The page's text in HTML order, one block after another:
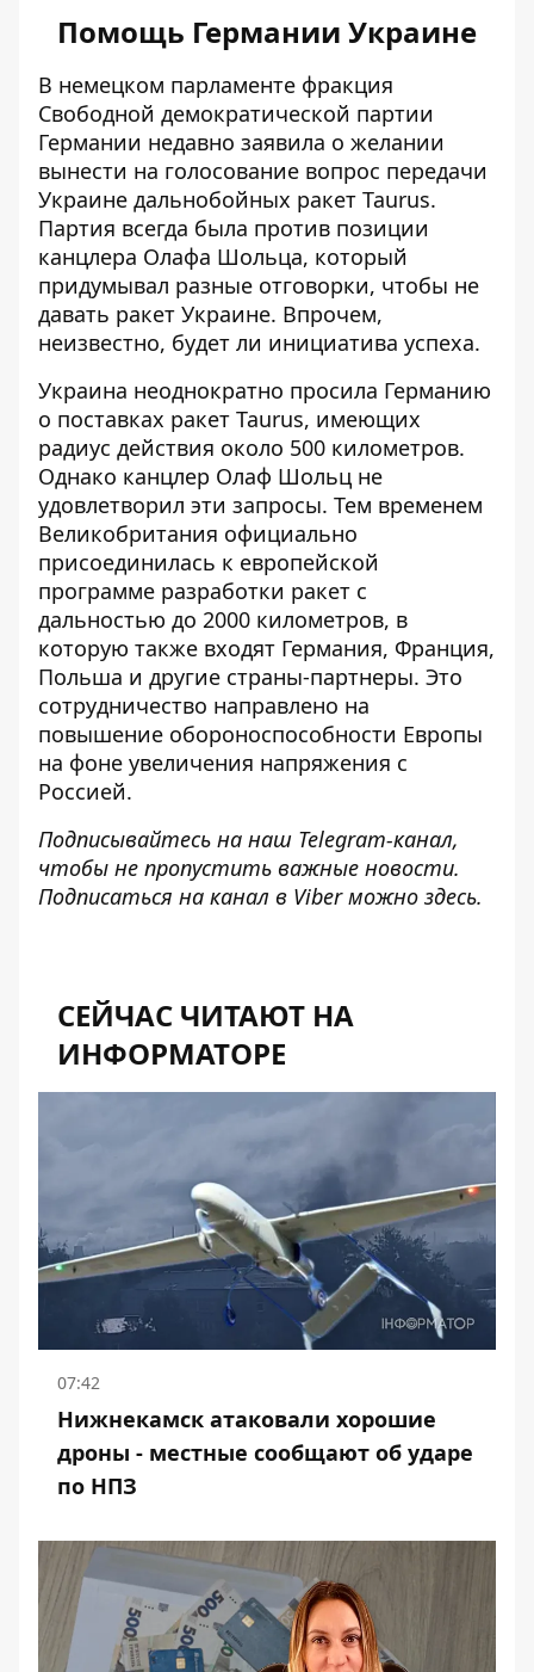
Помощь Германии Украине
В немецком парламенте фракция
Свободной демократической партии
Германии недавно заявила о желании
вынести на голосование вопрос передачи
Украине дальнобойных ракет Taurus.
Партия всегда была против позиции
канцлера Олафа Шольца, который
придумывал разные отговорки, чтобы не
давать ракет Украине. Впрочем,
неизвестно, будет ли инициатива успеха.
Украина неоднократно просила Германию
о поставках ракет Taurus, имеющих
радиус действия около 500 километров.
Однако канцлер Олаф Шольц не
удовлетворил эти запросы. Тем временем
Великобритания официально
присоединилась к европейской
программе разработки ракет с
дальностью до 2000 километров, в
которую также входят Германия, Франция,
Польша и другие страны-партнеры. Это
сотрудничество направлено на
повышение обороноспособности Европы
на фоне увеличения напряжения с
Россией.
Подписывайтесь на наш Telegram-канал,
чтобы не пропустить важные новости.
Подписаться на канал в Viber можно здесь.
СЕЙЧАС ЧИТАЮТ НА
ИНФОРМАТОРЕ
07:42
Нижнекамск атаковали хорошие
дроны - местные сообщают об ударе
по НПЗ